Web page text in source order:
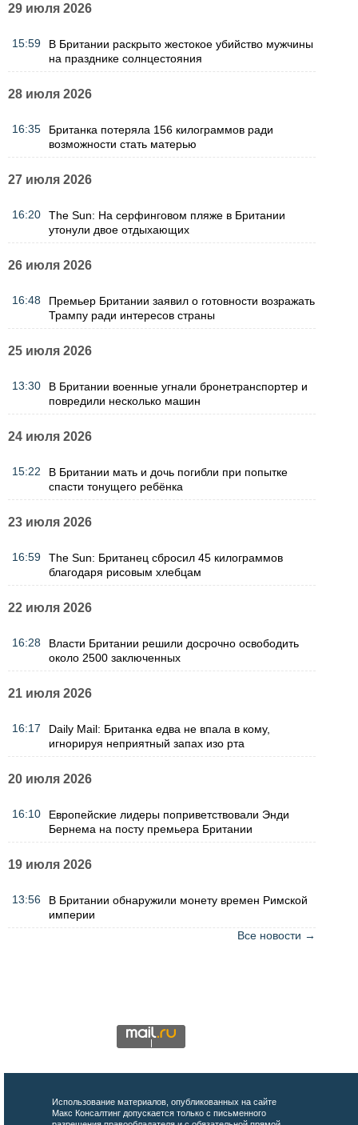
29 июля 2026
15:59
В Британии раскрыто жестокое убийство мужчины
на празднике солнцестояния
28 июля 2026
16:35
Британка потеряла 156 килограммов ради
возможности стать матерью
27 июля 2026
16:20
The Sun: На серфинговом пляже в Британии
утонули двое отдыхающих
26 июля 2026
16:48
Премьер Британии заявил о готовности возражать
Трампу ради интересов страны
25 июля 2026
13:30
В Британии военные угнали бронетранспортер и
повредили несколько машин
24 июля 2026
15:22
В Британии мать и дочь погибли при попытке
спасти тонущего ребёнка
23 июля 2026
16:59
The Sun: Британец сбросил 45 килограммов
благодаря рисовым хлебцам
22 июля 2026
16:28
Власти Британии решили досрочно освободить
около 2500 заключенных
21 июля 2026
16:17
Daily Mail: Британка едва не впала в кому,
игнорируя неприятный запах изо рта
20 июля 2026
16:10
Европейские лидеры поприветствовали Энди
Бернема на посту премьера Британии
19 июля 2026
13:56
В Британии обнаружили монету времен Римской
империи
Все новости →
Использование материалов, опубликованных на сайте
Макс Консалтинг допускается только с письменного